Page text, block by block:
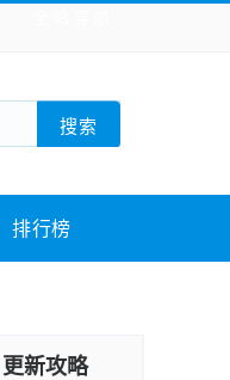
生活实用
模拟经营
系统软件 素材下载
搜索
排行榜
更新攻略